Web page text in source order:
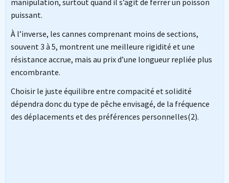
manipulation, surtout quand il s’agit de ferrer un poisson
puissant.
À l’inverse, les cannes comprenant moins de sections,
souvent 3 à 5, montrent une meilleure rigidité et une
résistance accrue, mais au prix d’une longueur repliée plus
encombrante.
Choisir le juste équilibre entre compacité et solidité
dépendra donc du type de pêche envisagé, de la fréquence
des déplacements et des préférences personnelles(2).